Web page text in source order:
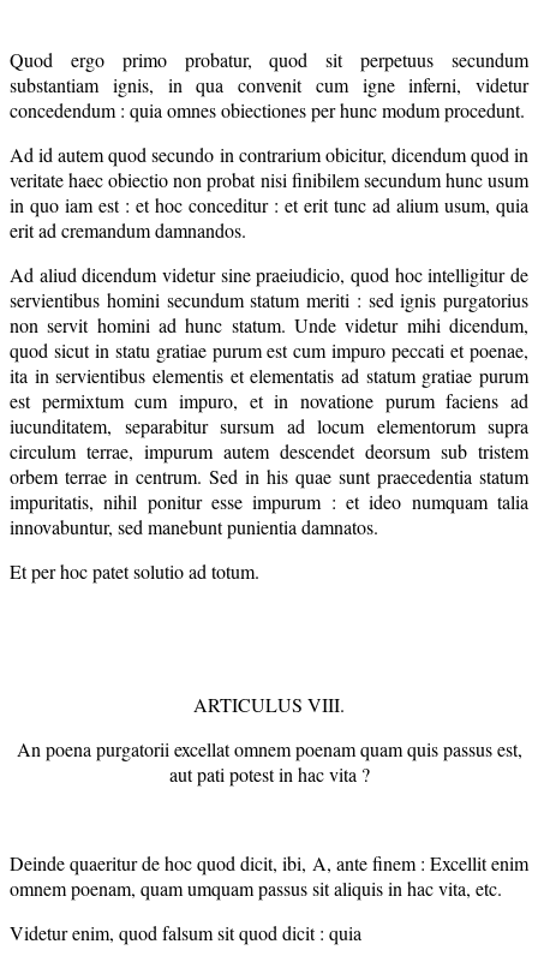
Quod ergo primo probatur, quod sit perpetuus secundum
substantiam ignis, in qua convenit cum igne inferni, videtur
concedendum : quia omnes obiectiones per hunc modum procedunt.
Ad id autem quod secundo in contrarium obicitur, dicendum quod in
veritate haec obiectio non probat nisi finibilem secundum hunc usum
in quo iam est : et hoc conceditur : et erit tunc ad alium usum, quia
erit ad cremandum damnandos.
Ad aliud dicendum videtur sine praeiudicio, quod hoc intelligitur de
servientibus homini secundum statum meriti : sed ignis purgatorius
non servit homini ad hunc statum. Unde videtur mihi dicendum,
quod sicut in statu gratiae purum est cum impuro peccati et poenae,
ita in servientibus elementis et elementatis ad statum gratiae purum
est permixtum cum impuro, et in novatione purum faciens ad
iucunditatem, separabitur sursum ad locum elementorum supra
circulum terrae, impurum autem descendet deorsum sub tristem
orbem terrae in centrum. Sed in his quae sunt praecedentia statum
impuritatis, nihil ponitur esse impurum : et ideo numquam talia
innovabuntur, sed manebunt punientia damnatos.
Et per hoc patet solutio ad totum.
ARTICULUS VIII.
An poena purgatorii excellat omnem poenam quam quis passus est,
aut pati potest in hac vita ?
Deinde quaeritur de hoc quod dicit, ibi, A, ante finem : Excellit enim
omnem poenam, quam umquam passus sit aliquis in hac vita, etc.
Videtur enim, quod falsum sit quod dicit : quia